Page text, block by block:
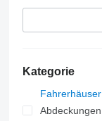
Kategorie
Fahrerhäuser
Abdeckungen